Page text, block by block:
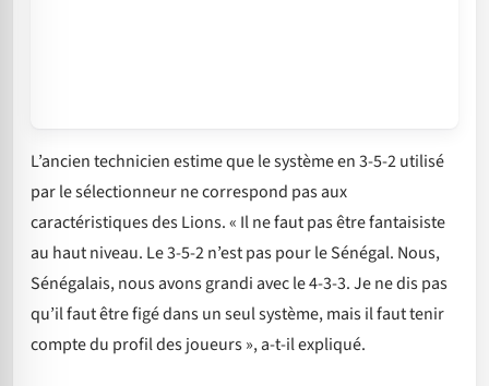
L’ancien technicien estime que le système en 3-5-2 utilisé
par le sélectionneur ne correspond pas aux
caractéristiques des Lions. « Il ne faut pas être fantaisiste
au haut niveau. Le 3-5-2 n’est pas pour le Sénégal. Nous,
Sénégalais, nous avons grandi avec le 4-3-3. Je ne dis pas
qu’il faut être figé dans un seul système, mais il faut tenir
compte du profil des joueurs », a-t-il expliqué.